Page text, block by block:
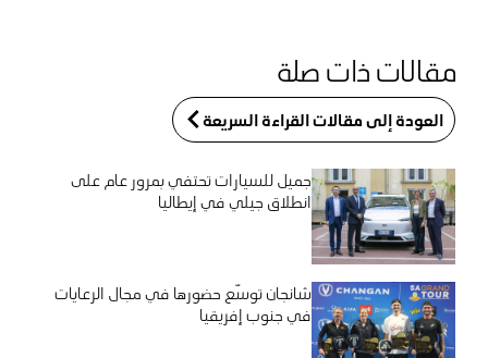
مقالات ذات صلة
العودة إلى مقالات القراءة السريعة
جميل للسيارات تحتفي بمرور عام على
انطلاق جيلي في إيطاليا
شانجان توسّع حضورها في مجال الرعايات
في جنوب إفريقيا